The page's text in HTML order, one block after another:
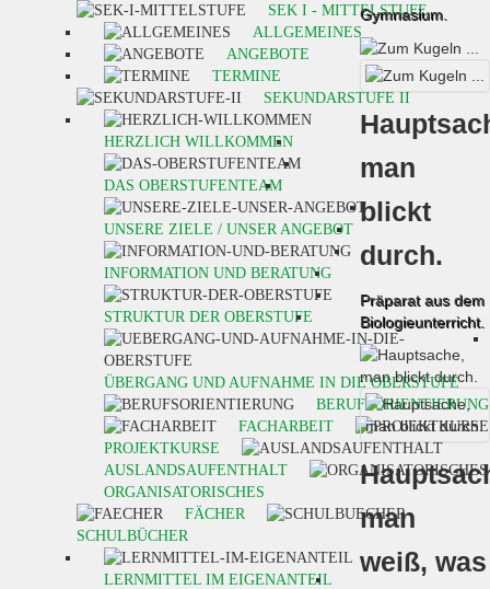
Gymnasium.
man
blickt
durch.
Präparat aus dem
Biologieunterricht.
man
weiß, was
SEK I - MITTELSTUFE
ALLGEMEINES
ANGEBOTE
TERMINE
SEKUNDARSTUFE II
HERZLICH WILLKOMMEN
DAS OBERSTUFENTEAM
UNSERE ZIELE / UNSER ANGEBOT
INFORMATION UND BERATUNG
STRUKTUR DER OBERSTUFE
ÜBERGANG UND AUFNAHME IN DIE OBERSTUFE
BERUFSORIENTIERUNG
FACHARBEIT
PROJEKTKURSE
AUSLANDSAUFENTHALT
ORGANISATORISCHES
FÄCHER
SCHULBÜCHER
LERNMITTEL IM EIGENANTEIL